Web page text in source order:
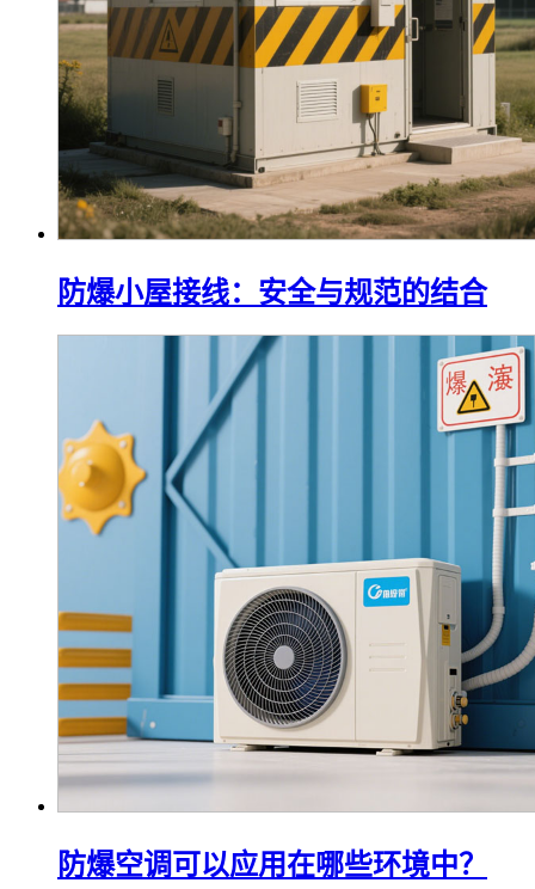
防爆小屋接线：安全与规范的结合
防爆空调可以应用在哪些环境中？